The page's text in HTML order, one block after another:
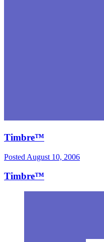
Timbre™
Posted August 10, 2006
Timbre™